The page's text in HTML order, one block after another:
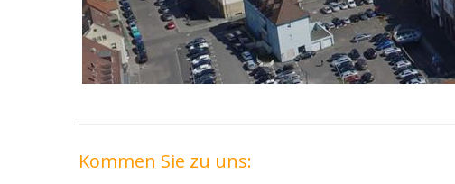
Kommen Sie zu uns: